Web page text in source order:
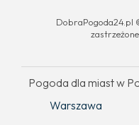
DobraPogoda24.pl
zastrzeżone
Pogoda dla miast w
Warszawa